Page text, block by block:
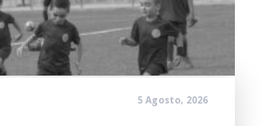
5 Agosto, 2026